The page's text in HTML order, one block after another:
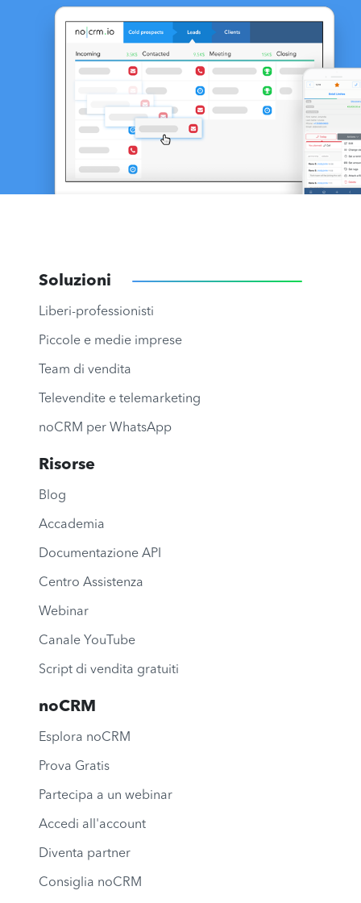
Soluzioni
Liberi-professionisti
Piccole e medie imprese
Team di vendita
Televendite e telemarketing
noCRM per WhatsApp
Risorse
Blog
Accademia
Documentazione API
Centro Assistenza
Webinar
Canale YouTube
Script di vendita gratuiti
noCRM
Esplora noCRM
Prova Gratis
Partecipa a un webinar
Accedi all'account
Diventa partner
Consiglia noCRM